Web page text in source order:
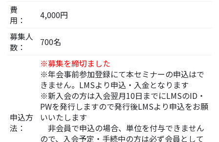
費
用：
4,000円
募集人
数：
700名
申込方
法：
※募集を締切ました
※年会事前参加登録にて本セミナーの申込はで
きません。LMSより申込・入金となります
※新入会の方は入会翌月10日までにLMSのID・
PWを発行しますので発行後LMSより申込をお願
いいたします
非会員で申込の場合、単位を付与できません
ので、入会予定・手続中の方は必ず会員として